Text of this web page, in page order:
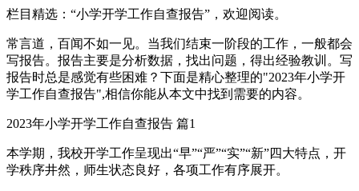
栏目精选：“小学开学工作自查报告”，欢迎阅读。
常言道，百闻不如一见。当我们结束一阶段的工作，一般都会
写报告。报告主要是分析数据，找出问题，得出经验教训。写
报告时总是感觉有些困难？下面是精心整理的"2023年小学开
学工作自查报告",相信你能从本文中找到需要的内容。
2023年小学开学工作自查报告 篇1
本学期，我校开学工作呈现出“早”“严”“实”“新”四大特点，开
学秩序井然，师生状态良好，各项工作有序展开。